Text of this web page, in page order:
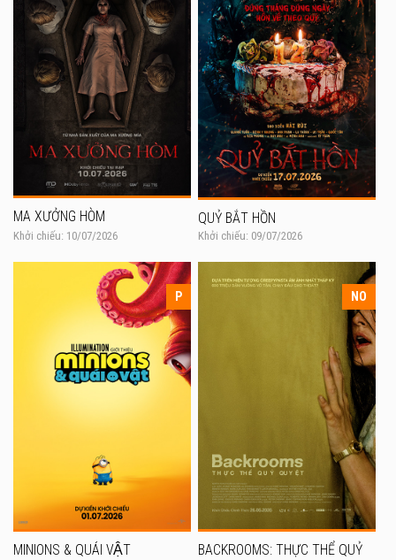
MA XƯỞNG HÒM
Khởi chiếu: 10/07/2026
QUỶ BẮT HỒN
Khởi chiếu: 09/07/2026
P
MINIONS & QUÁI VẬT
NO
BACKROOMS: THỰC THỂ QUỶ